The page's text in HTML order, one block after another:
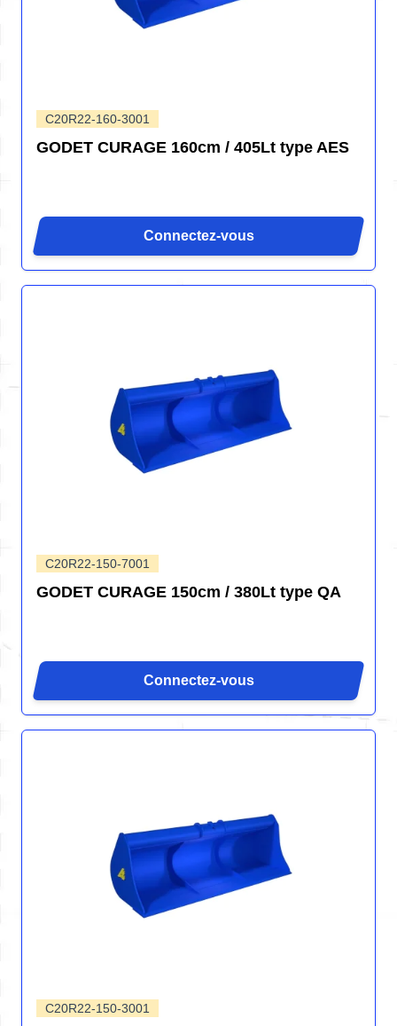
C20R22-160-3001
GODET CURAGE 160cm / 405Lt type AES
Connectez-vous
C20R22-150-7001
GODET CURAGE 150cm / 380Lt type QA
Connectez-vous
C20R22-150-3001